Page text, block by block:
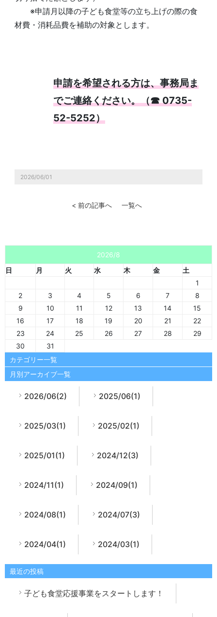
※申請月以降の子ども食堂等の立ち上げの際の食
材費・消耗品費を補助の対象とします。
申請を希望される方は、事務局ま
でご連絡ください。（☎ 0735-
52-5252）
2026/06/01
< 前の記事へ 一覧へ
2026/8
日
月 火 水 木 金
土
1
2
3 4 5 6 7
8
9
10 11 12 13 14
15
16
17 18 19 20 21
22
23
24 25 26 27 28
29
30
31
カテゴリー一覧
月別アーカイブ一覧
2026/06(2) 2025/06(1)
2025/03(1) 2025/02(1)
2025/01(1) 2024/12(3)
2024/11(1) 2024/09(1)
2024/08(1) 2024/07(3)
2024/04(1) 2024/03(1)
最近の投稿
子ども食堂応援事業をスタートします！